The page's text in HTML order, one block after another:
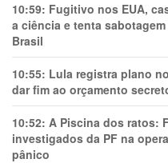
10:59: Fugitivo nos EUA,
a ciência e tenta
Brasil
10:55: Lula registra plano
dar fim ao orçamento
10:52: A Piscina dos ratos:
investigados da PF na
pânico